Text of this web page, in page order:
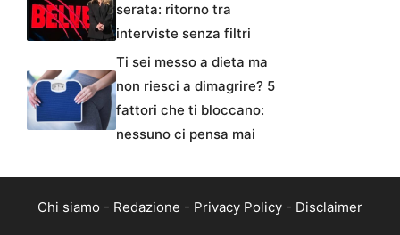
serata: ritorno tra
interviste senza filtri
Ti sei messo a dieta ma
non riesci a dimagrire? 5
fattori che ti bloccano:
nessuno ci pensa mai
Chi siamo - Redazione - Privacy Policy - Disclaimer